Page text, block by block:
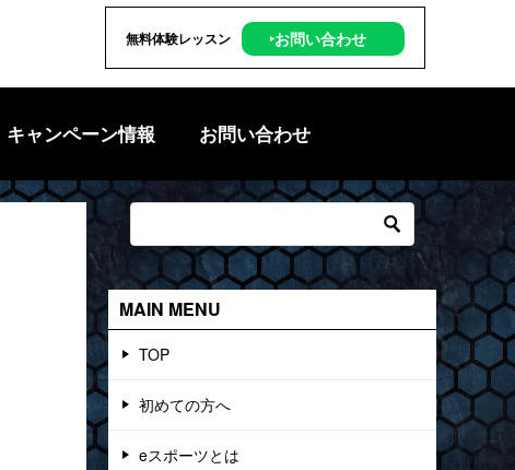
無料体験レッスン ‣お問い合わせ
キャンペーン情報 お問い合わせ
MAIN MENU
TOP
初めての方へ
eスポーツとは